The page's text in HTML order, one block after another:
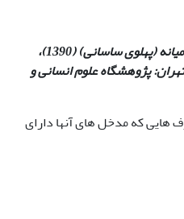
مناسب و نادرست؛ متنی به فارسی میانه (پهلوی ساسانی) (1390)،
پژوهشگاه علوم انسانی و
هایی که مدخل های آنها دارای